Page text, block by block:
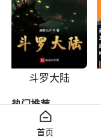
斗罗大陆
热门推荐
首页